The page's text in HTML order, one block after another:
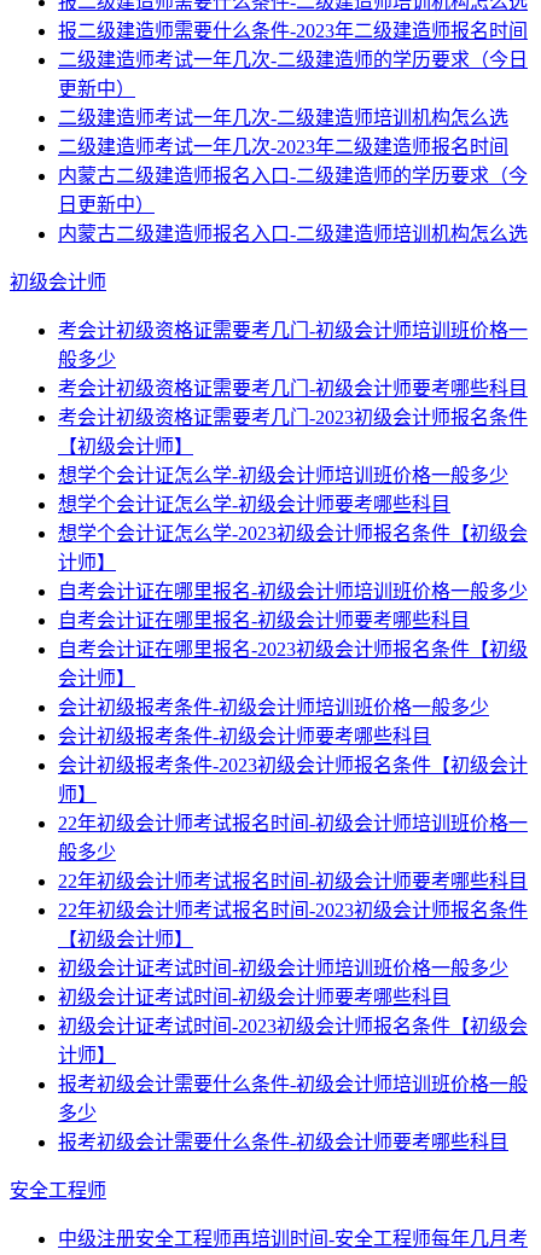
报二级建造师需要什么条件-2023年二级建造师报名时间
二级建造师考试一年几次-二级建造师的学历要求（今日
更新中）
二级建造师考试一年几次-二级建造师培训机构怎么选
二级建造师考试一年几次-2023年二级建造师报名时间
内蒙古二级建造师报名入口-二级建造师的学历要求（今
日更新中）
内蒙古二级建造师报名入口-二级建造师培训机构怎么选
初级会计师
考会计初级资格证需要考几门-初级会计师培训班价格一
般多少
考会计初级资格证需要考几门-初级会计师要考哪些科目
考会计初级资格证需要考几门-2023初级会计师报名条件
【初级会计师】
想学个会计证怎么学-初级会计师培训班价格一般多少
想学个会计证怎么学-初级会计师要考哪些科目
想学个会计证怎么学-2023初级会计师报名条件【初级会
计师】
自考会计证在哪里报名-初级会计师培训班价格一般多少
自考会计证在哪里报名-初级会计师要考哪些科目
自考会计证在哪里报名-2023初级会计师报名条件【初级
会计师】
会计初级报考条件-初级会计师培训班价格一般多少
会计初级报考条件-初级会计师要考哪些科目
会计初级报考条件-2023初级会计师报名条件【初级会计
师】
22年初级会计师考试报名时间-初级会计师培训班价格一
般多少
22年初级会计师考试报名时间-初级会计师要考哪些科目
22年初级会计师考试报名时间-2023初级会计师报名条件
【初级会计师】
初级会计证考试时间-初级会计师培训班价格一般多少
初级会计证考试时间-初级会计师要考哪些科目
初级会计证考试时间-2023初级会计师报名条件【初级会
计师】
报考初级会计需要什么条件-初级会计师培训班价格一般
多少
报考初级会计需要什么条件-初级会计师要考哪些科目
安全工程师
中级注册安全工程师再培训时间-安全工程师每年几月考